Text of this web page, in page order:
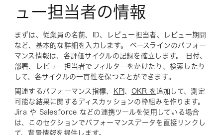
ュー担当者の情報
まずは、従業員の名前、ID、レビュー担当者、レビュー期間
など、基本的な詳細を入力します。 ベースラインのパフォー
マンス情報は、各評価サイクルの記録を確立します。 日付、
部署、レビュー担当者でフィルターをかけたり、検索したり
して、各サイクルの一貫性を保つことができます。
関連するパフォーマンス指標、 KPI 、 OKR を追加して、測定
可能な結果に関するディスカッションの枠組みを作ります。
Jira や Salesforce などの連携ツールを使用している場合
は、このセクションでパフォーマンスデータを直接リンクし
て、背景情報を提供します。